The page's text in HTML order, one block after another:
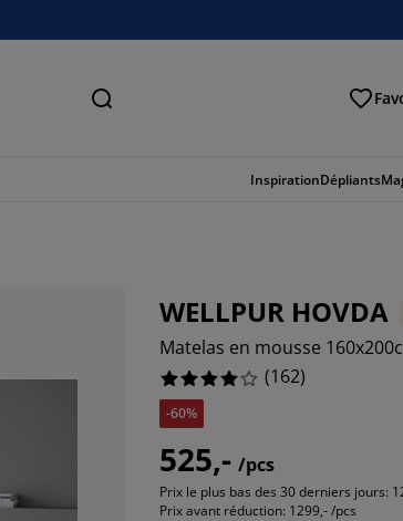
Recherche
InspirationDépliants
WELLPUR HOVDA
Matelas en mousse
(162)
-60%
525,- /pcs
Prix le plus bas des 30 derniers jours:
Prix avant réduction: 1299,- /pcs
10.493827160493826%